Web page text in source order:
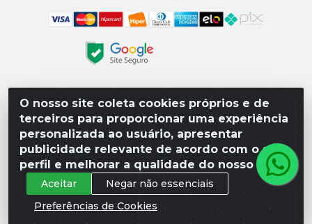
O nosso site coleta cookies próprios e de
terceiros para proporcionar uma experiência
personalizada ao usuário, apresentar
publicidade relevante de acordo com o seu
perfil e melhorar a qualidade do nosso site.
Aceitar
Negar não essenciais
Preferências de Cookies
Matriz R3 Suprimentos - Rua 14, Polo Empresarial Goiás
– Etapa III, Quadra: 15; Lote 04, Aparecida de
Goiânia/GO, CEP 74985-182. - CNPJ 10.641.901/0001-16